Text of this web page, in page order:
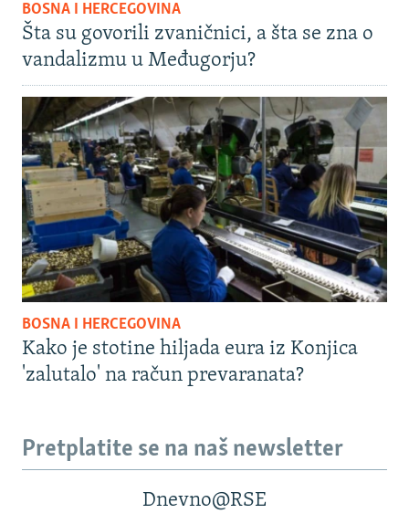
BOSNA I HERCEGOVINA
Šta su govorili zvaničnici, a šta se zna o
vandalizmu u Međugorju?
BOSNA I HERCEGOVINA
Kako je stotine hiljada eura iz Konjica
'zalutalo' na račun prevaranata?
Pretplatite se na naš newsletter
Dnevno@RSE